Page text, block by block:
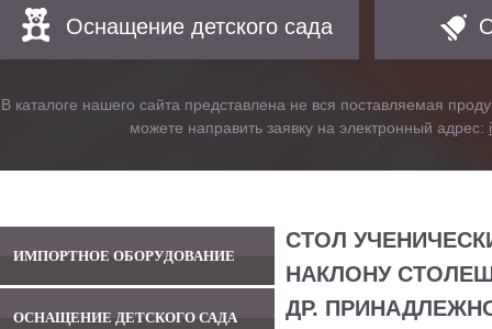
Оснащение детского сада
В каталоге нашего сайта представлена не вся поставляемая
можете направить заявку на электронный адрес:
ИМПОРТНОЕ ОБОРУДОВАНИЕ
ОСНАЩЕНИЕ ДЕТСКОГО САДА
СТОЛ
НАКЛОНУ
ДР.